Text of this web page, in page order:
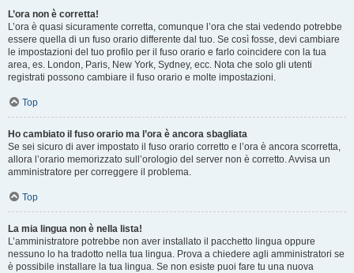
L’ora non è corretta!
L’ora è quasi sicuramente corretta, comunque l’ora che stai vedendo potrebbe
essere quella di un fuso orario differente dal tuo. Se così fosse, devi cambiare
le impostazioni del tuo profilo per il fuso orario e farlo coincidere con la tua
area, es. London, Paris, New York, Sydney, ecc. Nota che solo gli utenti
registrati possono cambiare il fuso orario e molte impostazioni.
Top
Ho cambiato il fuso orario ma l’ora è ancora sbagliata
Se sei sicuro di aver impostato il fuso orario corretto e l’ora è ancora scorretta,
allora l’orario memorizzato sull’orologio del server non è corretto. Avvisa un
amministratore per correggere il problema.
Top
La mia lingua non è nella lista!
L’amministratore potrebbe non aver installato il pacchetto lingua oppure
nessuno lo ha tradotto nella tua lingua. Prova a chiedere agli amministratori se
è possibile installare la tua lingua. Se non esiste puoi fare tu una nuova